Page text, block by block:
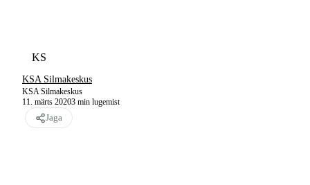
KS
KSA Silmakeskus
KSA Silmakeskus
11. märts 20203 min lugemist
Jaga